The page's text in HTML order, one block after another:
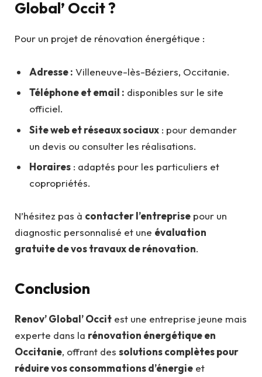
Global’ Occit ?
Pour un projet de rénovation énergétique :
Adresse : Villeneuve-lès-Béziers, Occitanie.
Téléphone et email : disponibles sur le site
officiel.
Site web et réseaux sociaux : pour demander
un devis ou consulter les réalisations.
Horaires : adaptés pour les particuliers et
copropriétés.
N’hésitez pas à contacter l’entreprise pour un
diagnostic personnalisé et une évaluation
gratuite de vos travaux de rénovation.
Conclusion
Renov’ Global’ Occit est une entreprise jeune mais
experte dans la rénovation énergétique en
Occitanie, offrant des solutions complètes pour
réduire vos consommations d’énergie et